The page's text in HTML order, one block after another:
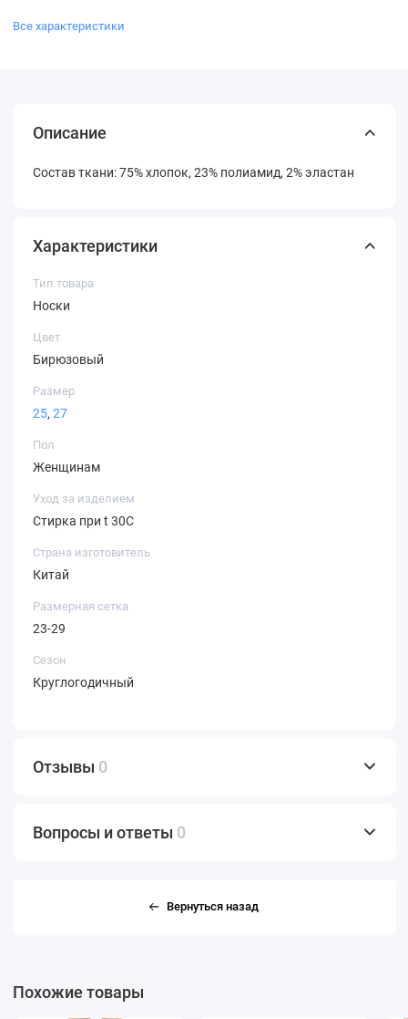
Все характеристики
Описание
Состав ткани: 75% хлопок, 23% полиамид, 2% эластан
Характеристики
Тип товара
Носки
Цвет
Бирюзовый
Размер
25, 27
Пол
Женщинам
Уход за изделием
Стирка при t 30С
Страна изготовитель
Китай
Размерная сетка
23-29
Сезон
Круглогодичный
Отзывы 0
Вопросы и ответы 0
Вернуться назад
Похожие товары